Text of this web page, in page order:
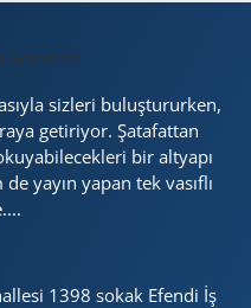
sizleri buluştururken,
getiriyor. Şatafattan
bir altyapı
yayın yapan tek vasıflı
1398 sokak Efendi İş